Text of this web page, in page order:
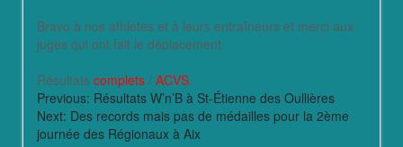
Bravo à nos athlètes et à leurs entraîneurs et merci aux
juges qui ont fait le déplacement.
Résultats complets / ACVS.
Previous: Résultats W’n’B à St-Étienne des Oullières
Next: Des records mais pas de médailles pour la 2ème
journée des Régionaux à Aix